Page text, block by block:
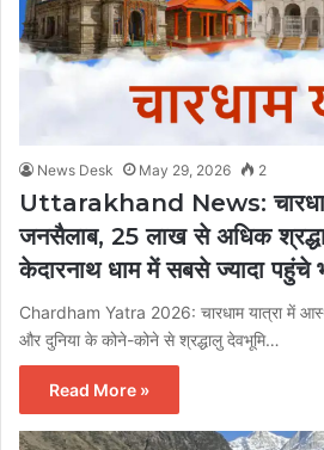
News Desk May 29, 2026 2
Uttarakhand News: चारधाम
जनसैलाब, 25 लाख से अधिक
केदारनाथ धाम में सबसे ज्यादा
Chardham Yatra 2026: चारधाम यात्रा में
और दुनिया के कोने-कोने से श्रद्धालु देवभूमि…
Read More »